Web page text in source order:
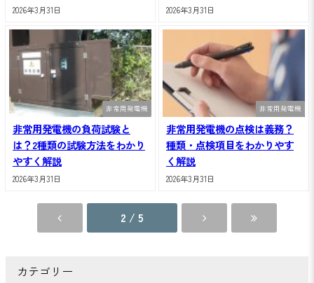
2026年3月31日 2026年3月31日
非常用発電機
非常用発電機の負荷試験と
は？2種類の試験方法をわかり
やすく解説
2026年3月31日
非常用発電機
非常用発電機の点検は義務？
種類・点検項目をわかりやす
く解説
2026年3月31日
2 / 5
カテゴリー